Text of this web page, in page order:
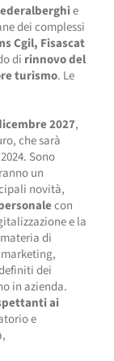
e
dei complessi
Cgil, Fisascat
di rinnovo del
turismo. Le
2027,
che sarà
Sono
un
novità,
con
e la
di
dei
in azienda.
ai
e